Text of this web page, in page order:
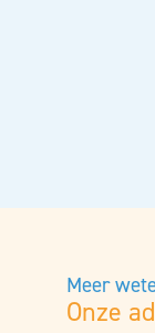
Meer
Onze